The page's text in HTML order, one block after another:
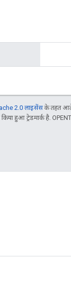
2.0 लाइसेंसके तहत आते
हुआ ट्रेडमार्क है.